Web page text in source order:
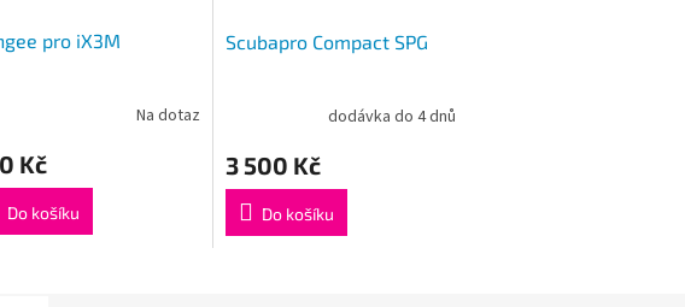
pro iX3M
Na dotaz
Kč
Do košíku
Scubapro Compact SPG
dodávka do 4 dnů
3 500 Kč
Do košíku